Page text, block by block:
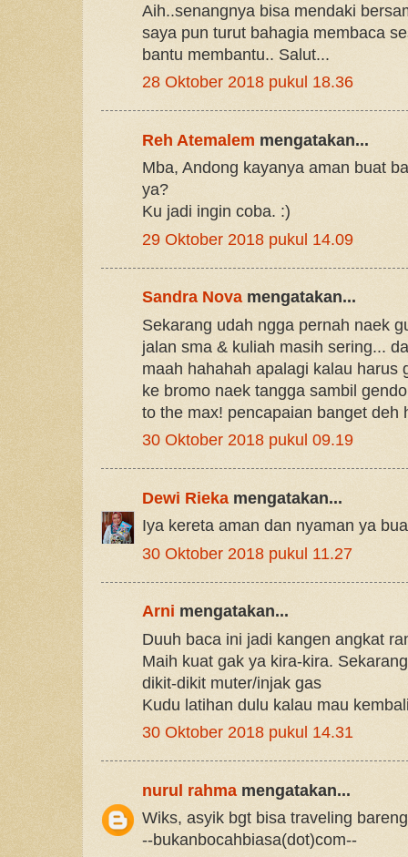
Aih..senangnya bisa mendaki
saya pun turut bahagia membaca
bantu membantu.. Salut...
28 Oktober 2018 pukul 18.36
Reh Atemalem mengatakan...
Mba, Andong kayanya aman buat
ya?
Ku jadi ingin coba. :)
29 Oktober 2018 pukul 14.09
Sandra Novamengatakan...
Sekarang udah ngga pernah naek
jalan sma & kuliah masih sering...
maah hahahah apalagi kalau harus
ke bromo naek tangga sambil
to the max! pencapaian banget deh
30 Oktober 2018 pukul 09.19
Dewi Riekamengatakan...
Iya kereta aman dan nyaman ya
30 Oktober 2018 pukul 11.27
Arni mengatakan...
Duuh baca ini jadi kangen angkat
Maih kuat gak ya kira-kira.
dikit-dikit muter/injak gas
Kudu latihan dulu kalau mau
30 Oktober 2018 pukul 14.31
nurul rahmamengatakan...
Wiks, asyik bgt bisa traveling
--bukanbocahbiasa(dot)com--